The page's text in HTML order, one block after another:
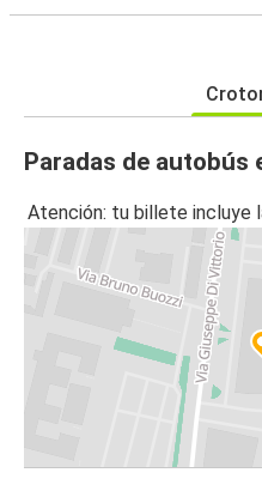
Paradas de autobús
Atención: tu billete incluye